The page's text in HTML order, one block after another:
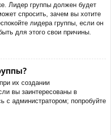
Лидер группы должен будет
спросить, зачем вы хотите
лидера группы, если он
для этого свои причины.
их создании
вы заинтересованы в
с администратором; попробуйте